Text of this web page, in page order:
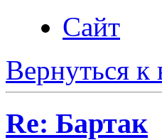
Сайт
Вернуться к
Re: Бартак